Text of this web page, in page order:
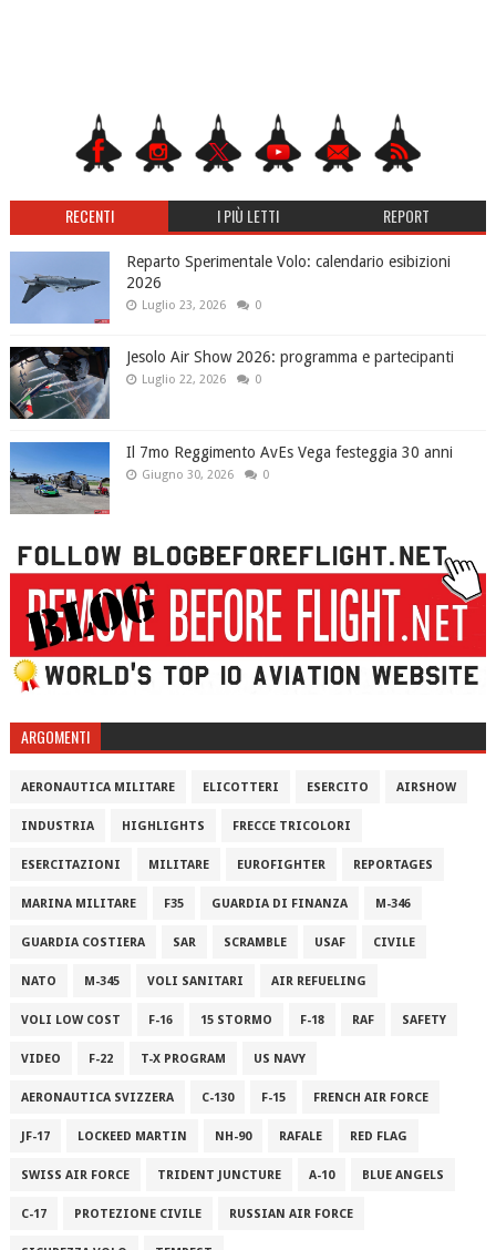
RECENTI I PIÙ LETTI REPORT
Reparto Sperimentale Volo: calendario esibizioni
2026
Luglio 23, 2026 0
Jesolo Air Show 2026: programma e partecipanti
Luglio 22, 2026 0
Il 7mo Reggimento AvEs Vega festeggia 30 anni
Giugno 30, 2026 0
ARGOMENTI
AERONAUTICA MILITARE ELICOTTERI ESERCITO AIRSHOW
INDUSTRIA HIGHLIGHTS FRECCE TRICOLORI
ESERCITAZIONI MILITARE EUROFIGHTER REPORTAGES
MARINA MILITARE F35 GUARDIA DI FINANZA M-346
GUARDIA COSTIERA SAR SCRAMBLE USAF CIVILE
NATO M-345 VOLI SANITARI AIR REFUELING
VOLI LOW COST F-16 15 STORMO F-18 RAF SAFETY
VIDEO F-22 T-X PROGRAM US NAVY
AERONAUTICA SVIZZERA C-130 F-15 FRENCH AIR FORCE
JF-17 LOCKEED MARTIN NH-90 RAFALE RED FLAG
SWISS AIR FORCE TRIDENT JUNCTURE A-10 BLUE ANGELS
C-17 PROTEZIONE CIVILE RUSSIAN AIR FORCE